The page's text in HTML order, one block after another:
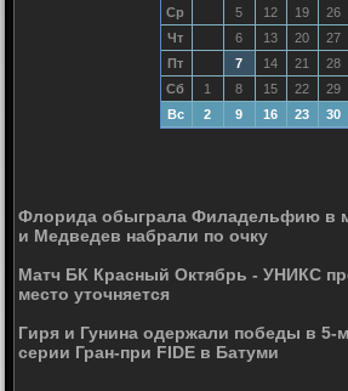
Ср
5 12 19
26
Чт
6 13 20
27
Пт
7 14 21
28
Сб
1 8 15 22
29
Вс
2 9 16 23 30
Флорида обыграла Филадельфию в
и Медведев набрали по очку
Матч БК Красный Октябрь - УНИКС
место уточняется
Гиря и Гунина одержали победы в 5-
серии Гран-при FIDE в Батуми